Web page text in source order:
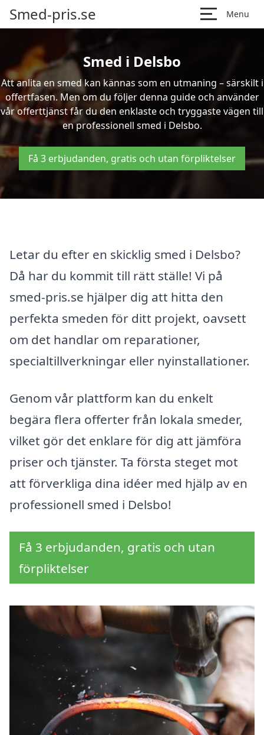
Smed-pris.se Menu
Smed i Delsbo
Att anlita en smed kan kännas som en utmaning – särskilt i
offertfasen. Men om du följer denna guide och använder
vår offerttjänst får du den enklaste och tryggaste vägen till
en professionell smed i Delsbo.
Få 3 erbjudanden, gratis och utan förpliktelser
Letar du efter en skicklig smed i Delsbo?
Då har du kommit till rätt ställe! Vi på
smed-pris.se hjälper dig att hitta den
perfekta smeden för ditt projekt, oavsett
om det handlar om reparationer,
specialtillverkningar eller nyinstallationer.
Genom vår plattform kan du enkelt
begära flera offerter från lokala smeder,
vilket gör det enklare för dig att jämföra
priser och tjänster. Ta första steget mot
att förverkliga dina idéer med hjälp av en
professionell smed i Delsbo!
Få 3 erbjudanden, gratis och utan
förpliktelser